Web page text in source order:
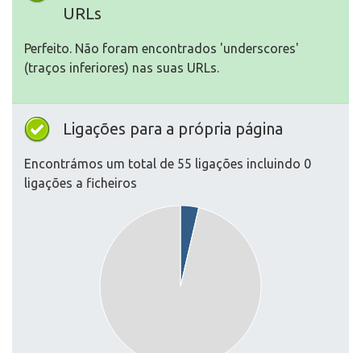
URLs
Perfeito. Não foram encontrados 'underscores'
(traços inferiores) nas suas URLs.
Ligações para a própria página
Encontrámos um total de 55 ligações incluindo 0
ligações a ficheiros